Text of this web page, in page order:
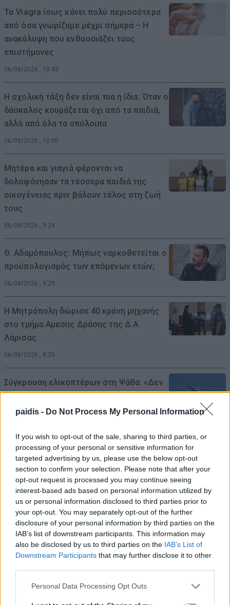
paidis - Do Not Process My Personal Information
If you wish to opt-out of the sale, sharing to third parties, or
processing of your personal or sensitive information for
targeted advertising by us, please use the below opt-out
section to confirm your selection. Please note that after your
opt-out request is processed you may continue seeing
interest-based ads based on personal information utilized by
us or personal information disclosed to third parties prior to
your opt-out. You may separately opt-out of the further
disclosure of your personal information by third parties on the
IAB’s list of downstream participants. This information may
also be disclosed by us to third parties on the IAB’s List of
Downstream Participants that may further disclose it to other
Personal Data Processing Opt Outs
Το Viagra ίσως κάνει πολύ περισσότερα
από όσα γνωρίζαμε μέχρι σήμερα – Η
ανακάλυψη που ενθουσιάζει τους
επιστήμονες
06/08/2026 , 10:43
Η σχολική τάξη δεν είναι πια η ίδια: Όταν ο
δάσκαλος κουράζεται όχι από τα παιδιά,
αλλά από όλα τα υπόλοιπα
06/08/2026 , 10:00
Μητέρα και γιαγιά φέρονται να
δολοφόνησαν τα τέσσερα παιδιά της
οικογένειας πριν βάλουν τέλος στη ζωή
τους
06/08/2026 , 9:29
Θ. Αδαμόπουλος: Μήπως ναρκοθετείται ο
προϋπολογισμός των επόμενων ετών;
06/08/2026 , 9:29
Η Μητρόπολη δώρισε 40 κράνη μηχανής
στο τμήμα Αμεσης Δράσης της Δ.Α.
Λάρισας
06/08/2026 , 9:25
Σύγκρουση ελικοπτέρων στη Ψάθα: «Δεν
υπήρξε τεχνικό πρόβλημα» – Η έρευνα
στρέφεται πλέον κυρίως στο ζήτημα του
06/08/2026 , 8:32
Δείτε εδώ όλα τα νέα